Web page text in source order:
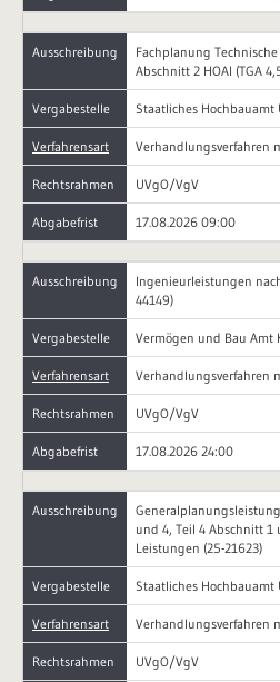
Ausschreibung
Fachplanung
Abschnitt 2 HOAI (TGA
Vergabestelle Staatliches Hochbauamt
Verfahrensart Verhandlungsverfahren
Rechtsrahmen UVgO/VgV
Abgabefrist 17.08.2026 09:00
Ausschreibung
Ingenieurleistungen
44149)
Vergabestelle Vermögen und Bau Amt
Verfahrensart Verhandlungsverfahren
Rechtsrahmen UVgO/VgV
Abgabefrist 17.08.2026 24:00
Ausschreibung
und 4, Teil 4 Abschnitt 1
Leistungen (25-21623)
Vergabestelle Staatliches Hochbauamt
Verfahrensart Verhandlungsverfahren
Rechtsrahmen UVgO/VgV